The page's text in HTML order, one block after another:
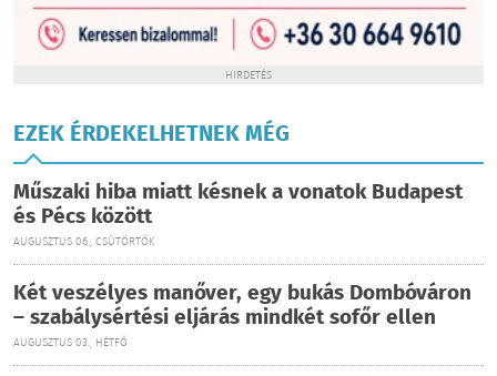
HIRDETÉS
EZEK ÉRDEKELHETNEK MÉG
Műszaki hiba miatt késnek a vonatok Budapest
és Pécs között
AUGUSZTUS 06., CSÜTÖRTÖK
Két veszélyes manőver, egy bukás Dombóváron
– szabálysértési eljárás mindkét sofőr ellen
AUGUSZTUS 03., HÉTFŐ